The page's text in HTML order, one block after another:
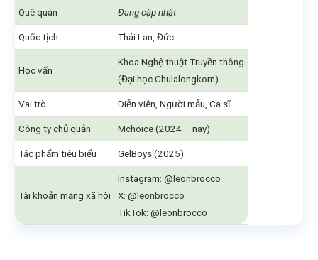
Quê quán Đang cập nhật
Quốc tịch Thái Lan, Đức
Học vấn
Khoa Nghệ thuật Truyền thông
(Đại học Chulalongkorn)
Vai trò Diễn viên, Người mẫu, Ca sĩ
Công ty chủ quản Mchoice (2024 – nay)
Tác phẩm tiêu biểu GelBoys (2025)
Tài khoản mạng xã hội
Instagram: @leonbrocco
X: @leonbrocco
TikTok: @leonbrocco